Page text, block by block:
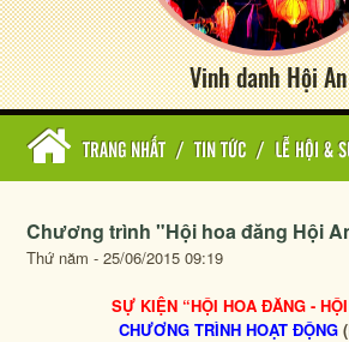
Vinh danh Hội An
TRANG NHẤT / TIN TỨC / LỄ HỘI &
Chương trình "Hội hoa đăng Hội
Thứ năm - 25/06/2015 09:19
SỰ KIỆN “HỘI HOA ĐĂNG -
CHƯƠNG TRÌNH HOẠT ĐỘNG (